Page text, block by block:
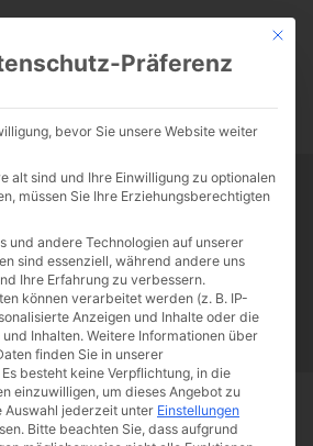
-:--
Liebe Familie
Katholizismus
vitae Katholische Kirche
Pullover
Mit
Präferenz
bevor Sie unsere Website weiter
alt sind und Ihre Einwilligung zu optionalen
müssen Sie Ihre Erziehungsberechtigten
und andere Technologien auf unserer
sind essenziell, während andere uns
Ihre Erfahrung zu verbessern.
können verarbeitet werden (z. B. IP-
Anzeigen und Inhalte oder die
Inhalten. Weitere Informationen über
finden Sie in unserer
Es besteht keine Verpflichtung, in die
einzuwilligen, um dieses Angebot zu
Auswahl jederzeit unter Einstellungen
Bitte beachten Sie, dass aufgrund